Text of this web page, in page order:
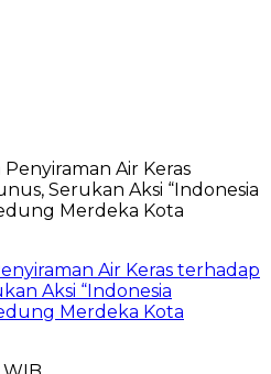
Air Keras terhadap
Aksi “Indonesia
Merdeka Kota